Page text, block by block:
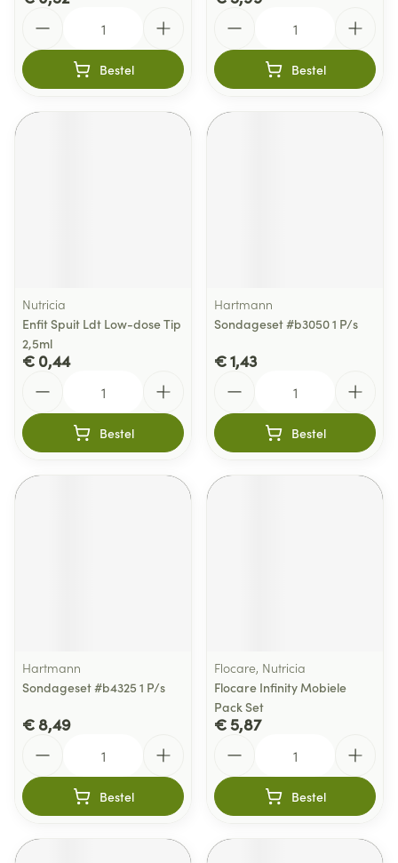
Bestel Bestel
Nutricia
Enfit Spuit Ldt Low-dose Tip
2,5ml
€ 0,44
Bestel
Hartmann
Sondageset #b3050 1 P/s
€ 1,43
Bestel
Hartmann
Sondageset #b4325 1 P/s
€ 8,49
Bestel
Flocare, Nutricia
Flocare Infinity Mobiele
Pack Set
€ 5,87
Bestel